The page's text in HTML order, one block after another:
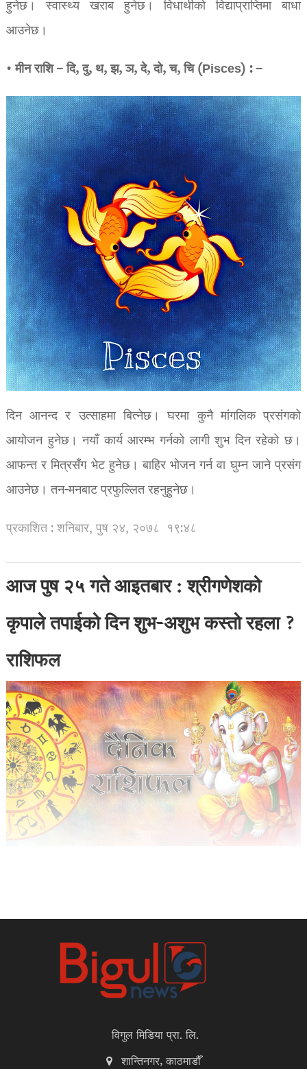
हुनेछ। स्वास्थ्य खराब हुनेछ। विधार्थीको विद्याप्राप्तिमा बाधा
आउनेछ।
• मीन राशि – दि, दु, थ, झ, ञ, दे, दो, च, चि (Pisces) : –
दिन आनन्द र उत्साहमा बित्नेछ। घरमा कुनै मांगलिक प्रसंगको
आयोजन हुनेछ। नयाँ कार्य आरम्भ गर्नको लागी शुभ दिन रहेको छ।
आफन्त र मित्रसँग भेट हुनेछ। बाहिर भोजन गर्न वा घुम्न जाने प्रसंग
आउनेछ। तन-मनबाट प्रफुल्लित रहनुहुनेछ।
प्रकाशित : शनिबार, पुष २४, २०७८ १९:४८
आज पुष २५ गते आइतबार : श्रीगणेशको
कृपाले तपाईको दिन शुभ-अशुभ कस्तो रहला ?
राशिफल
विगुल मिडिया प्रा. लि.
शान्तिनगर, काठमाडौँ